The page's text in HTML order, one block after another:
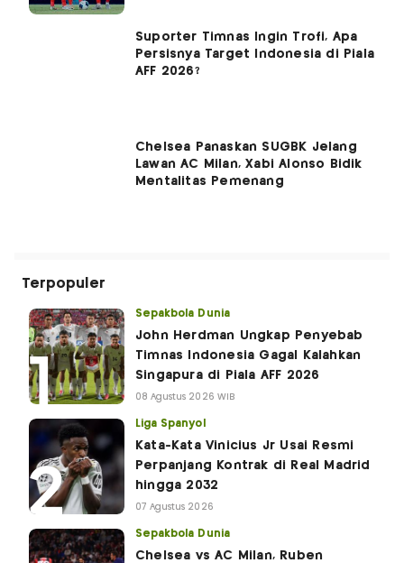
Suporter Timnas Ingin Trofi, Apa
Persisnya Target Indonesia di Piala
AFF 2026?
Chelsea Panaskan SUGBK Jelang
Lawan AC Milan, Xabi Alonso Bidik
Mentalitas Pemenang
Terpopuler
Sepakbola Dunia
John Herdman Ungkap Penyebab
Timnas Indonesia Gagal Kalahkan
Singapura di Piala AFF 2026
08 Agustus 2026 WIB
Liga Spanyol
Kata-Kata Vinicius Jr Usai Resmi
Perpanjang Kontrak di Real Madrid
hingga 2032
07 Agustus 2026
Sepakbola Dunia
Chelsea vs AC Milan, Ruben